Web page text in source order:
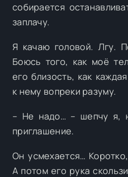
собирается
заплачу.
Я качаю головой. Лгу.
Боюсь того, как моё
его близость, как
к нему вопреки разуму.
– Не надо… – шепчу я,
приглашение.
Он усмехается…
А потом его рука